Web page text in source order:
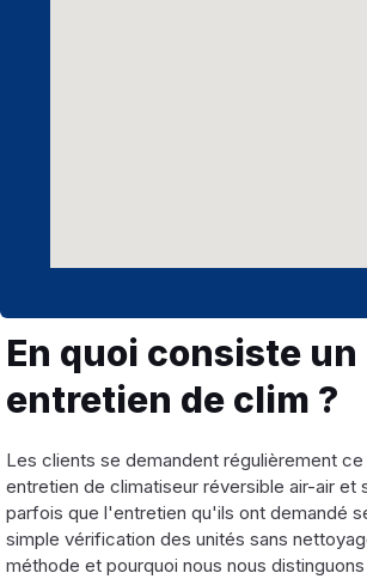
En quoi consiste un
entretien de clim ?
Les clients se demandent régulièrement
entretien de climatiseur réversible air-air et
parfois que l'entretien qu'ils ont demandé
simple vérification des unités sans
méthode et pourquoi nous nous